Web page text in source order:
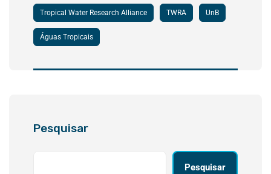
Tropical Water Research Alliance TWRA UnB
Águas Tropicais
Pesquisar
Pesquisar